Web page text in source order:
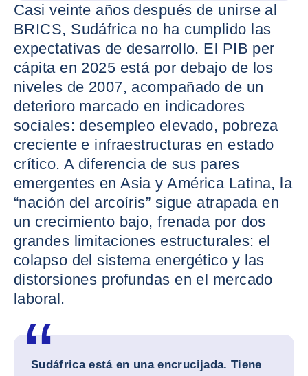
Casi veinte años después de unirse al
BRICS, Sudáfrica no ha cumplido las
expectativas de desarrollo. El PIB per
cápita en 2025 está por debajo de los
niveles de 2007, acompañado de un
deterioro marcado en indicadores
sociales: desempleo elevado, pobreza
creciente e infraestructuras en estado
crítico. A diferencia de sus pares
emergentes en Asia y América Latina, la
“nación del arcoíris” sigue atrapada en
un crecimiento bajo, frenada por dos
grandes limitaciones estructurales: el
colapso del sistema energético y las
distorsiones profundas en el mercado
laboral.
Sudáfrica está en una encrucijada. Tiene